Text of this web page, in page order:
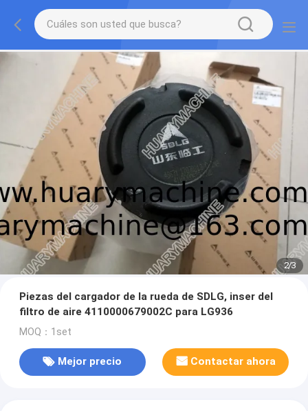
2/3
Piezas del cargador de la rueda de SDLG, inser del
filtro de aire 4110000679002C para LG936
MOQ：1set
Mejor precio Contactar ahora